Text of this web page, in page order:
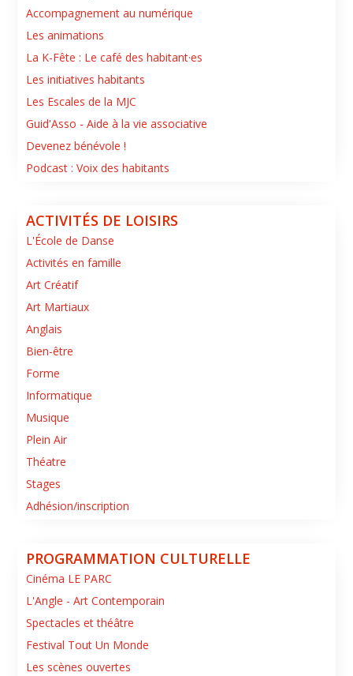
Accompagnement au numérique
Les animations
La K-Fête : Le café des habitant·es
Les initiatives habitants
Les Escales de la MJC
Guid'Asso - Aide à la vie associative
Devenez bénévole !
Podcast : Voix des habitants
ACTIVITÉS DE LOISIRS
L'École de Danse
Activités en famille
Art Créatif
Art Martiaux
Anglais
Bien-être
Forme
Informatique
Musique
Plein Air
Théatre
Stages
Adhésion/inscription
PROGRAMMATION CULTURELLE
Cinéma LE PARC
L'Angle - Art Contemporain
Spectacles et théâtre
Festival Tout Un Monde
Les scènes ouvertes